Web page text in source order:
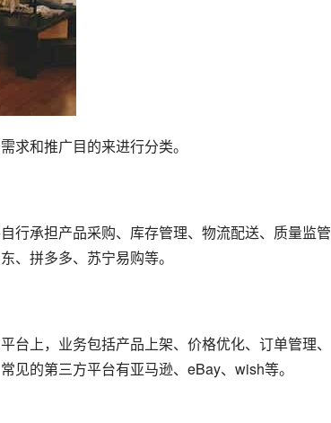
求和推广目的来进行分类。
承担产品采购、库存管理、物流配送、质量监管
、拼多多、苏宁易购等。
台上，业务包括产品上架、价格优化、订单管理
见的第三方平台有亚马逊、eBay、wish等。